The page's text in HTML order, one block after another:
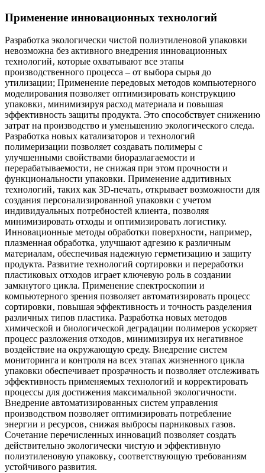
Применение инновационных технологий
Разработка экологически чистой полиэтиленовой упаковки
невозможна без активного внедрения инновационных
технологий‚ которые охватывают все этапы
производственного процесса – от выбора сырья до
утилизации; Применение передовых методов компьютерного
моделирования позволяет оптимизировать конструкцию
упаковки‚ минимизируя расход материала и повышая
эффективность защиты продукта. Это способствует снижению
затрат на производство и уменьшению экологического следа.
Разработка новых катализаторов и технологий
полимеризации позволяет создавать полимеры с
улучшенными свойствами биоразлагаемости и
перерабатываемости‚ не снижая при этом прочности и
функциональности упаковки. Применение аддитивных
технологий‚ таких как 3D-печать‚ открывает возможности для
создания персонализированной упаковки с учетом
индивидуальных потребностей клиента‚ позволяя
минимизировать отходы и оптимизировать логистику.
Инновационные методы обработки поверхности‚ например‚
плазменная обработка‚ улучшают адгезию к различным
материалам‚ обеспечивая надежную герметизацию и защиту
продукта. Развитие технологий сортировки и переработки
пластиковых отходов играет ключевую роль в создании
замкнутого цикла. Применение спектроскопии и
компьютерного зрения позволяет автоматизировать процесс
сортировки‚ повышая эффективность и точность разделения
различных типов пластика. Разработка новых методов
химической и биологической деградации полимеров ускоряет
процесс разложения отходов‚ минимизируя их негативное
воздействие на окружающую среду. Внедрение систем
мониторинга и контроля на всех этапах жизненного цикла
упаковки обеспечивает прозрачность и позволяет отслеживать
эффективность применяемых технологий и корректировать
процессы для достижения максимальной экологичности.
Внедрение автоматизированных систем управления
производством позволяет оптимизировать потребление
энергии и ресурсов‚ снижая выбросы парниковых газов.
Сочетание перечисленных инноваций позволяет создать
действительно экологически чистую и эффективную
полиэтиленовую упаковку‚ соответствующую требованиям
устойчивого развития.